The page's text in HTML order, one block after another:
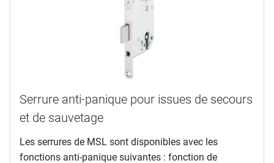
Serrure anti-panique pour issues de secours
et de sauvetage
Les serrures de MSL sont disponibles avec les
fonctions anti-panique suivantes : fonction de